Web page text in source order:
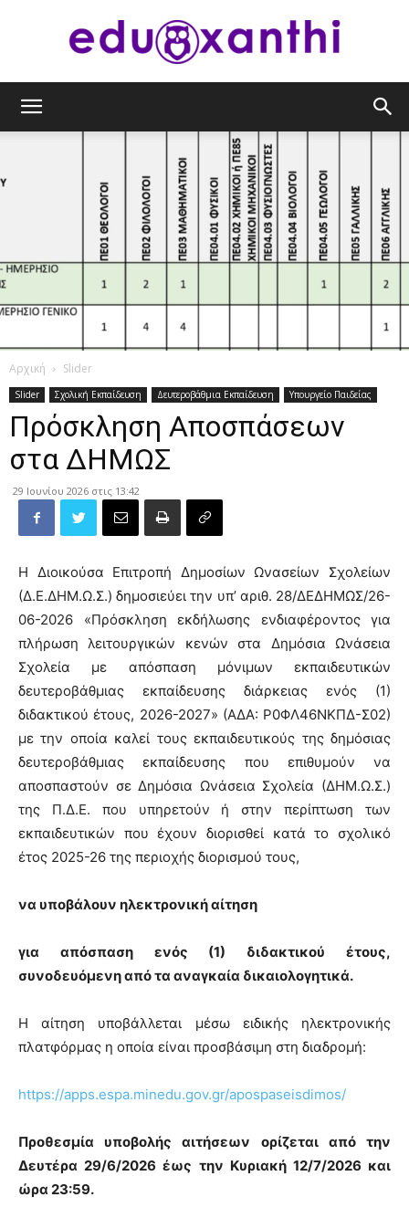
Αρχική Slider
Slider Σχολική Εκπαίδευση Δευτεροβάθμια Εκπαίδευση Υπουργείο Παιδείας
Πρόσκληση Αποσπάσεων
στα ΔΗΜΩΣ
29 Ιουνίου 2026 στις 13:42
Η Διοικούσα Επιτροπή Δημοσίων Ωνασείων Σχολείων
(Δ.Ε.ΔΗΜ.Ω.Σ.) δημοσιεύει την υπ’ αριθ. 28/ΔΕΔΗΜΩΣ/26-
06-2026 «Πρόσκληση εκδήλωσης ενδιαφέροντος για
πλήρωση λειτουργικών κενών στα Δημόσια Ωνάσεια
Σχολεία με απόσπαση μόνιμων εκπαιδευτικών
δευτεροβάθμιας εκπαίδευσης διάρκειας ενός (1)
διδακτικού έτους, 2026-2027» (ΑΔΑ: Ρ0ΦΛ46ΝΚΠΔ-Σ02)
με την οποία καλεί τους εκπαιδευτικούς της δημόσιας
δευτεροβάθμιας εκπαίδευσης που επιθυμούν να
αποσπαστούν σε Δημόσια Ωνάσεια Σχολεία (ΔΗΜ.Ω.Σ.)
της Π.Δ.Ε. που υπηρετούν ή στην περίπτωση των
εκπαιδευτικών που έχουν διορισθεί κατά το σχολικό
έτος 2025-26 της περιοχής διορισμού τους,
να υποβάλουν ηλεκτρονική αίτηση
για απόσπαση ενός (1) διδακτικού έτους,
συνοδευόμενη από τα αναγκαία δικαιολογητικά.
Η αίτηση υποβάλλεται μέσω ειδικής ηλεκτρονικής
πλατφόρμας η οποία είναι προσβάσιμη στη διαδρομή:
https://apps.espa.minedu.gov.gr/apospaseisdimos/
Προθεσμία υποβολής αιτήσεων ορίζεται από την
Δευτέρα 29/6/2026 έως την Κυριακή 12/7/2026 και
ώρα 23:59.